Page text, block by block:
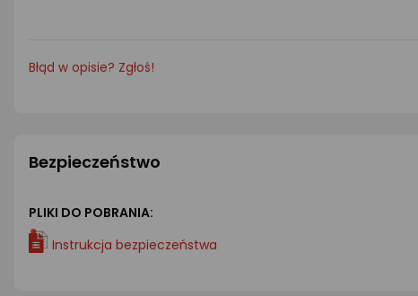
Błąd w opisie? Zgłoś!
Bezpieczeństwo
PLIKI DO POBRANIA:
Instrukcja bezpieczeństwa